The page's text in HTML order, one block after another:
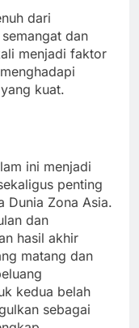
dari
dan
menjadi faktor
kuat.
ini menjadi
penting
Dunia Zona Asia.
dan
hasil akhir
matang dan
kedua belah
sebagai